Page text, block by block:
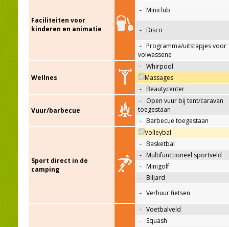
Faciliteiten voor
kinderen en animatie
- Miniclub
- Disco
- Programma/uitstapjes voor
volwassene
Wellnes
- Whirpool
Massages
- Beautycenter
Vuur/barbecue
- Open vuur bij tent/caravan
toegestaan
- Barbecue toegestaan
Sport direct in de
camping
Volleybal
- Basketbal
- Multifunctioneel sportveld
- Minigolf
- Biljard
- Verhuur fietsen
- Voetbalveld
- Squash